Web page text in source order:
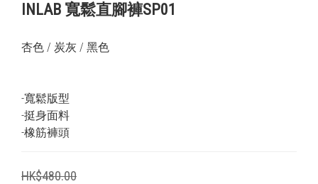
INLAB 寬鬆直腳褲SP01
杏色 / 炭灰 / 黑色
-寬鬆版型
-挺身面料
-橡筋褲頭
HK$480.00